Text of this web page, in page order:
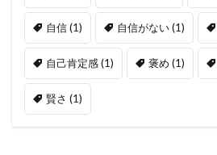
自信(1) 自信がない(1)
自己肯定感(1) 褒め (1)
賢さ (1)